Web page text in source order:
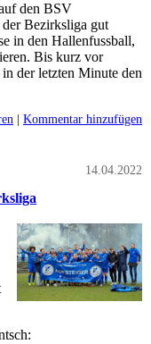
den BSV
Bezirksliga gut
in den Hallenfussball,
Bis kurz vor
der letzten Minute den
| Kommentar hinzufügen
14.04.2022